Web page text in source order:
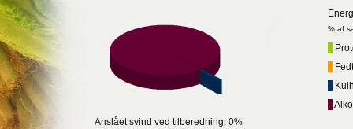
% af
Anslået svind ved tilberedning: 0%